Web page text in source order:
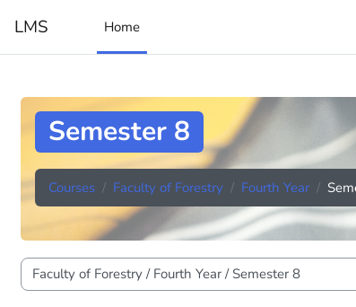
LMS Home
Semester 8
Courses Faculty of Forestry Fourth Year
Course categories